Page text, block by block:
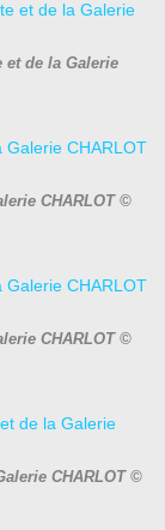
et de la Galerie
CHARLOT ©
CHARLOT ©
CHARLOT ©